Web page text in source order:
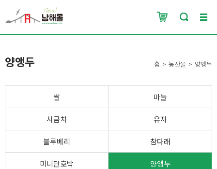
양앵두 홈 농산물 양앵두
쌀 마늘
시금치 유자
블루베리 참다래
미니단호박 양앵두